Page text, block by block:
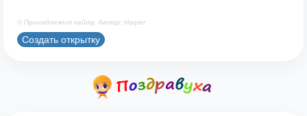
© Принадлежит сайту. Автор: Harper
Создать открытку